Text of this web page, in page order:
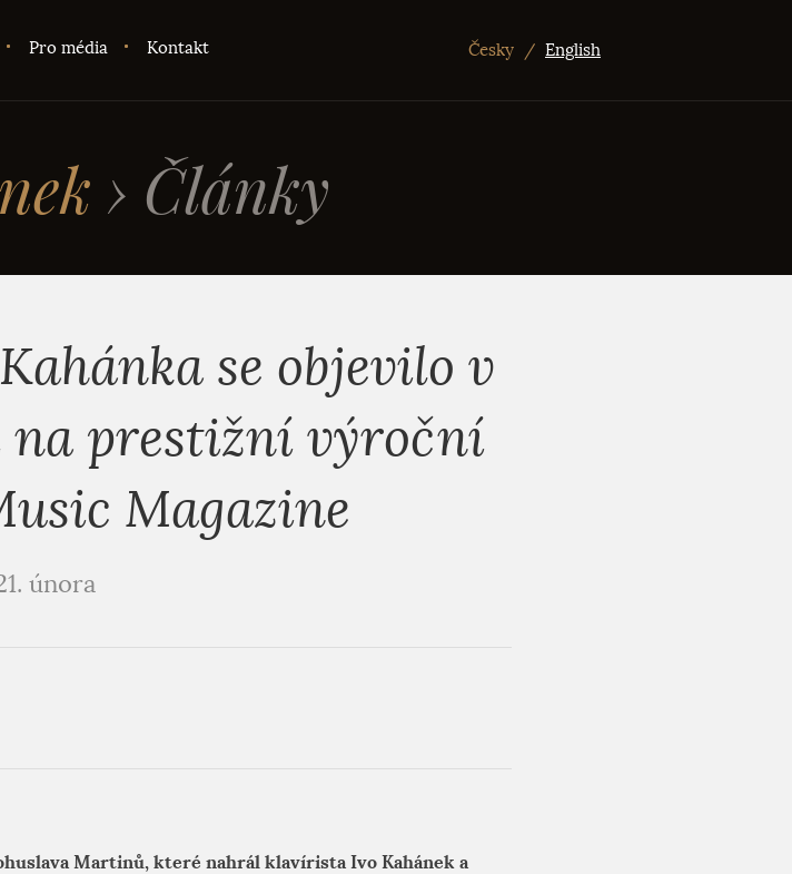
Pro média Kontakt Česky / English
› Články
se objevilo v
prestižní výroční
Magazine
února
Martinů, které nahrál klavírista Ivo Kahánek a